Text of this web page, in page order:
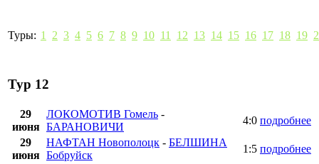
Туры: 1 2 3 4 5 6 7 8 9 10 11 12 13 14 15 16 17 18 19
Тур 12
29
июня
ЛОКОМОТИВ Гомель -
БАРАНОВИЧИ
4:0 подробнее
29
июня
НАФТАН Новополоцк - БЕЛШИНА
Бобруйск
1:5 подробнее